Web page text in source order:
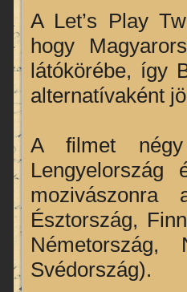
A Let’s Play
hogy
látókörébe, így
alternatívaként
A filmet négy
Lengyelország
Észtország,
Németország,
Svédország).